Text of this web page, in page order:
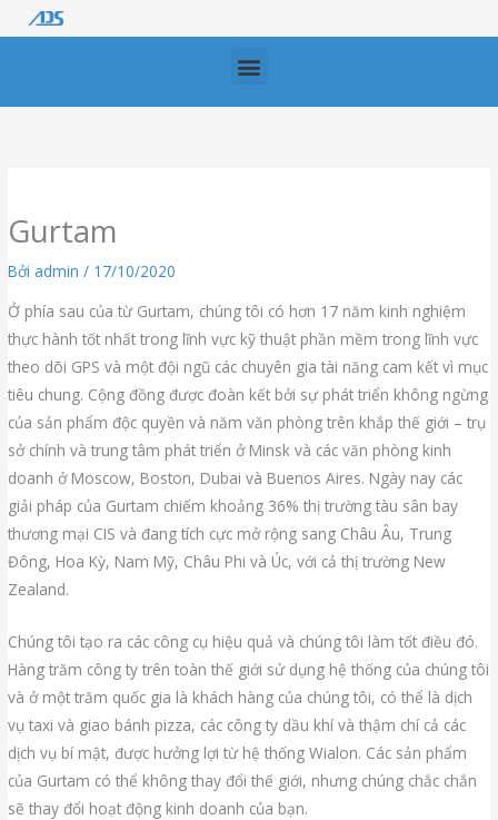
Nhảy
tới
Menu
Gurtam
Bởi admin/ 17/10/2020
Ở phía sau của từ Gurtam, chúng tôi có hơn 17 năm kinh nghiệm
thực hành tốt nhất trong lĩnh vực kỹ thuật phần mềm trong lĩnh vực
theo dõi GPS và một đội ngũ các chuyên gia tài năng cam kết vì mục
tiêu chung. Cộng đồng được đoàn kết bởi sự phát triển không ngừng
của sản phẩm độc quyền và năm văn phòng trên khắp thế giới – trụ
sở chính và trung tâm phát triển ở Minsk và các văn phòng kinh
doanh ở Moscow, Boston, Dubai và Buenos Aires. Ngày nay các
giải pháp của Gurtam chiếm khoảng 36% thị trường tàu sân bay
thương mại CIS và đang tích cực mở rộng sang Châu Âu, Trung
Đông, Hoa Kỳ, Nam Mỹ, Châu Phi và Úc, với cả thị trường New
Zealand.
Chúng tôi tạo ra các công cụ hiệu quả và chúng tôi làm tốt điều đó.
Hàng trăm công ty trên toàn thế giới sử dụng hệ thống của chúng tôi
và ở một trăm quốc gia là khách hàng của chúng tôi, có thể là dịch
vụ taxi và giao bánh pizza, các công ty dầu khí và thậm chí cả các
dịch vụ bí mật, được hưởng lợi từ hệ thống Wialon. Các sản phẩm
của Gurtam có thể không thay đổi thế giới, nhưng chúng chắc chắn
sẽ thay đổi hoạt động kinh doanh của bạn.